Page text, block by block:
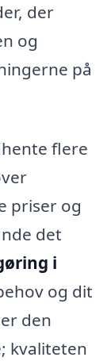
der
og
på
flere
priser og
det
i
og dit
den
kvaliteten